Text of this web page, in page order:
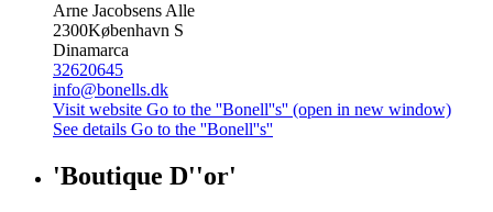
Arne Jacobsens Alle
2300København S
Dinamarca
32620645
info@bonells.dk
Visit website Go to the ''Bonell''s'' (open in new window)
See details Go to the ''Bonell''s''
'Boutique D''or'